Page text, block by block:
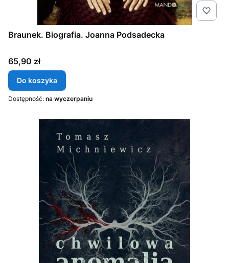
Braunek. Biografia. Joanna Podsadecka
Cena
65,90 zł
Do koszyka
Dostępność: na wyczerpaniu